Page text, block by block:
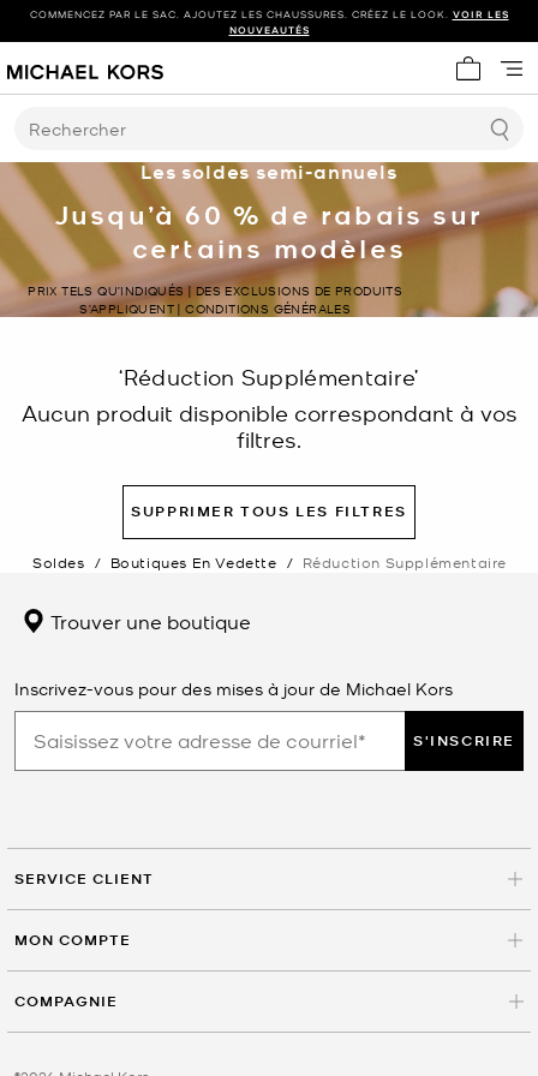
COMMENCEZ PAR LE SAC. AJOUTEZ LES CHAUSSURES. CRÉEZ LE LOOK. VOIR LES
NOUVEAUTÉS
Mon
Rechercher
Les soldes semi-annuels
Jusqu’à 60 % de rabais sur
certains modèles
PRIX TELS QU’INDIQUÉS | DES EXCLUSIONS DE PRODUITS
S’APPLIQUENT | CONDITIONS GÉNÉRALES
‘Réduction Supplémentaire’
Aucun produit disponible correspondant à vos
filtres.
SUPPRIMER TOUS LES FILTRES
Soldes / Boutiques En Vedette / Réduction Supplémentaire
Trouver une boutique
Inscrivez-vous pour des mises à jour de Michael Kors
S'INSCRIRE
SERVICE CLIENT
MON COMPTE
COMPAGNIE